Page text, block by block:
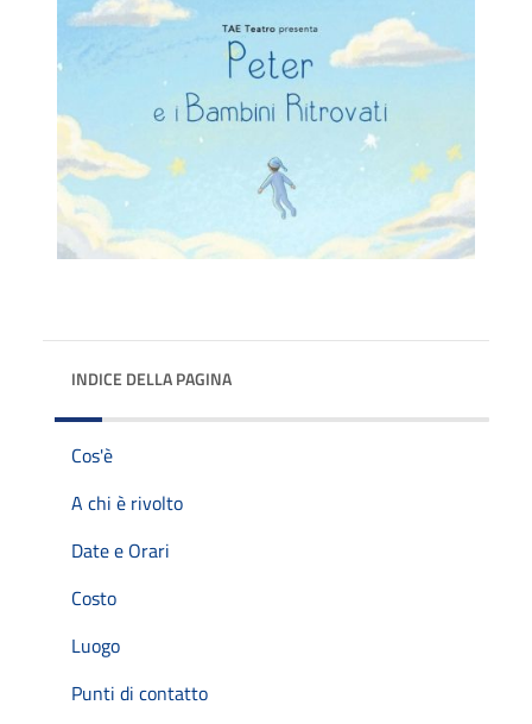
INDICE DELLA PAGINA
Cos'è
A chi è rivolto
Date e Orari
Costo
Luogo
Punti di contatto